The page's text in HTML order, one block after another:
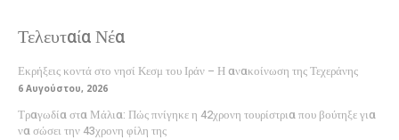
Τελευταία Νέα
Εκρήξεις κοντά στο νησί Κεσμ του Ιράν – Η ανακοίνωση της Τεχεράνης
6 Αυγούστου, 2026
Τραγωδία στα Μάλια: Πώς πνίγηκε η 42χρονη τουρίστρια που βούτηξε για
να σώσει την 43χρονη φίλη της